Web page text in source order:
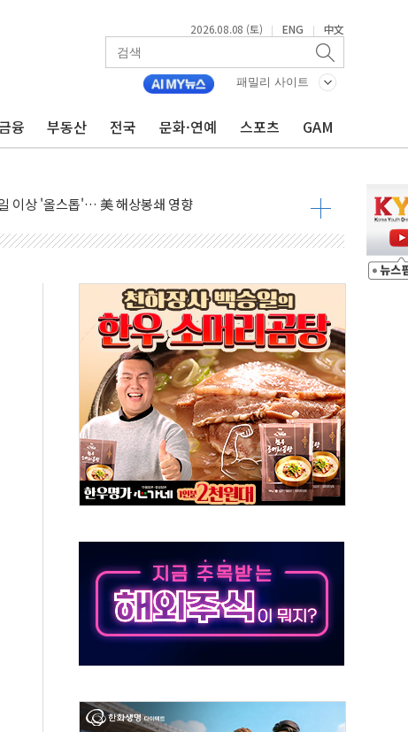
2026.08.08 (토) | ENG | 中文
패밀리 사이트
융 부동산 전국 문화·연예 스포츠 GAM
결 전망 우세
다음 주"
…트럼프 제동
입했나" 촉각
쇼크에 반도체주 '활짝'
월 금리 인상 기대 후퇴
우드플레어·태양광주↑ VS 트레이드데스크·웬디스↓
자 7359명 끝까지 찾겠다"
항시 '시끌'
…수도권 집중 완화 전환점"
재… "전폭적 공급 확대·속도전 총력"
…美 태양광주 급등
도 놀랍지 않아"
양광 착공…여의도 1.6배 규모